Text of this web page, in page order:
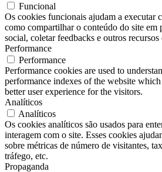
Funcional
Os cookies funcionais ajudam a executar
como compartilhar o conteúdo do site em
social, coletar feedbacks e outros recursos
Performance
Performance
Performance cookies are used to
performance indexes of the website
better user experience for the visitors.
Analíticos
Analíticos
Os cookies analíticos são usados ​​para
interagem com o site. Esses cookies
sobre métricas de número de visitantes,
tráfego, etc.
Propaganda